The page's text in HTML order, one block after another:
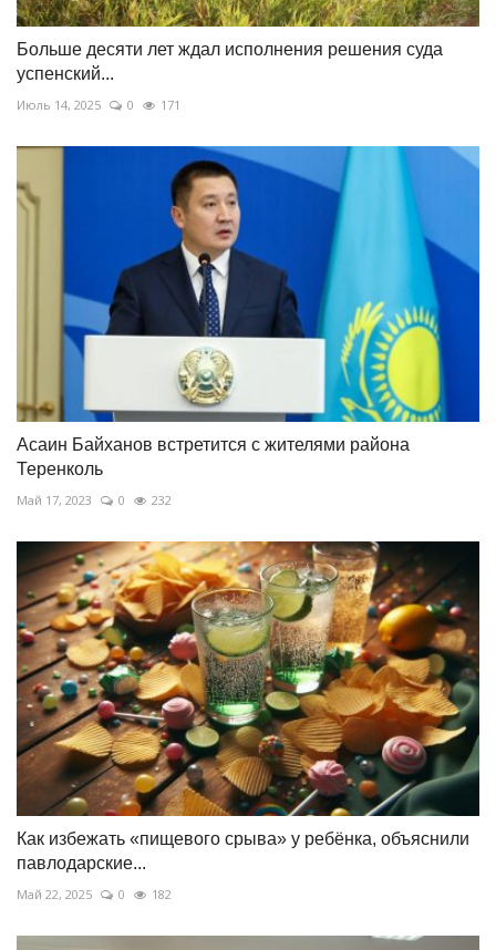
Больше десяти лет ждал исполнения решения суда
успенский...
Июль 14, 2025 0 171
Асаин Байханов встретится с жителями района
Теренколь
Май 17, 2023 0 232
Как избежать «пищевого срыва» у ребёнка, объяснили
павлодарские...
Май 22, 2025 0 182